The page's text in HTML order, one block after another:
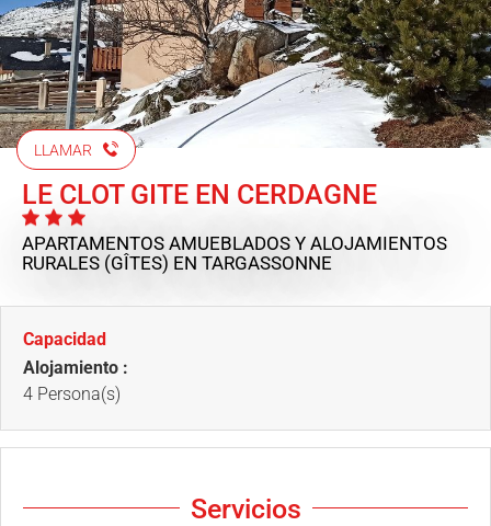
LLAMAR
LE CLOT GITE EN CERDAGNE
APARTAMENTOS AMUEBLADOS Y ALOJAMIENTOS
RURALES (GÎTES) EN TARGASSONNE
Capacidad
Alojamiento :
4 Persona(s)
Servicios